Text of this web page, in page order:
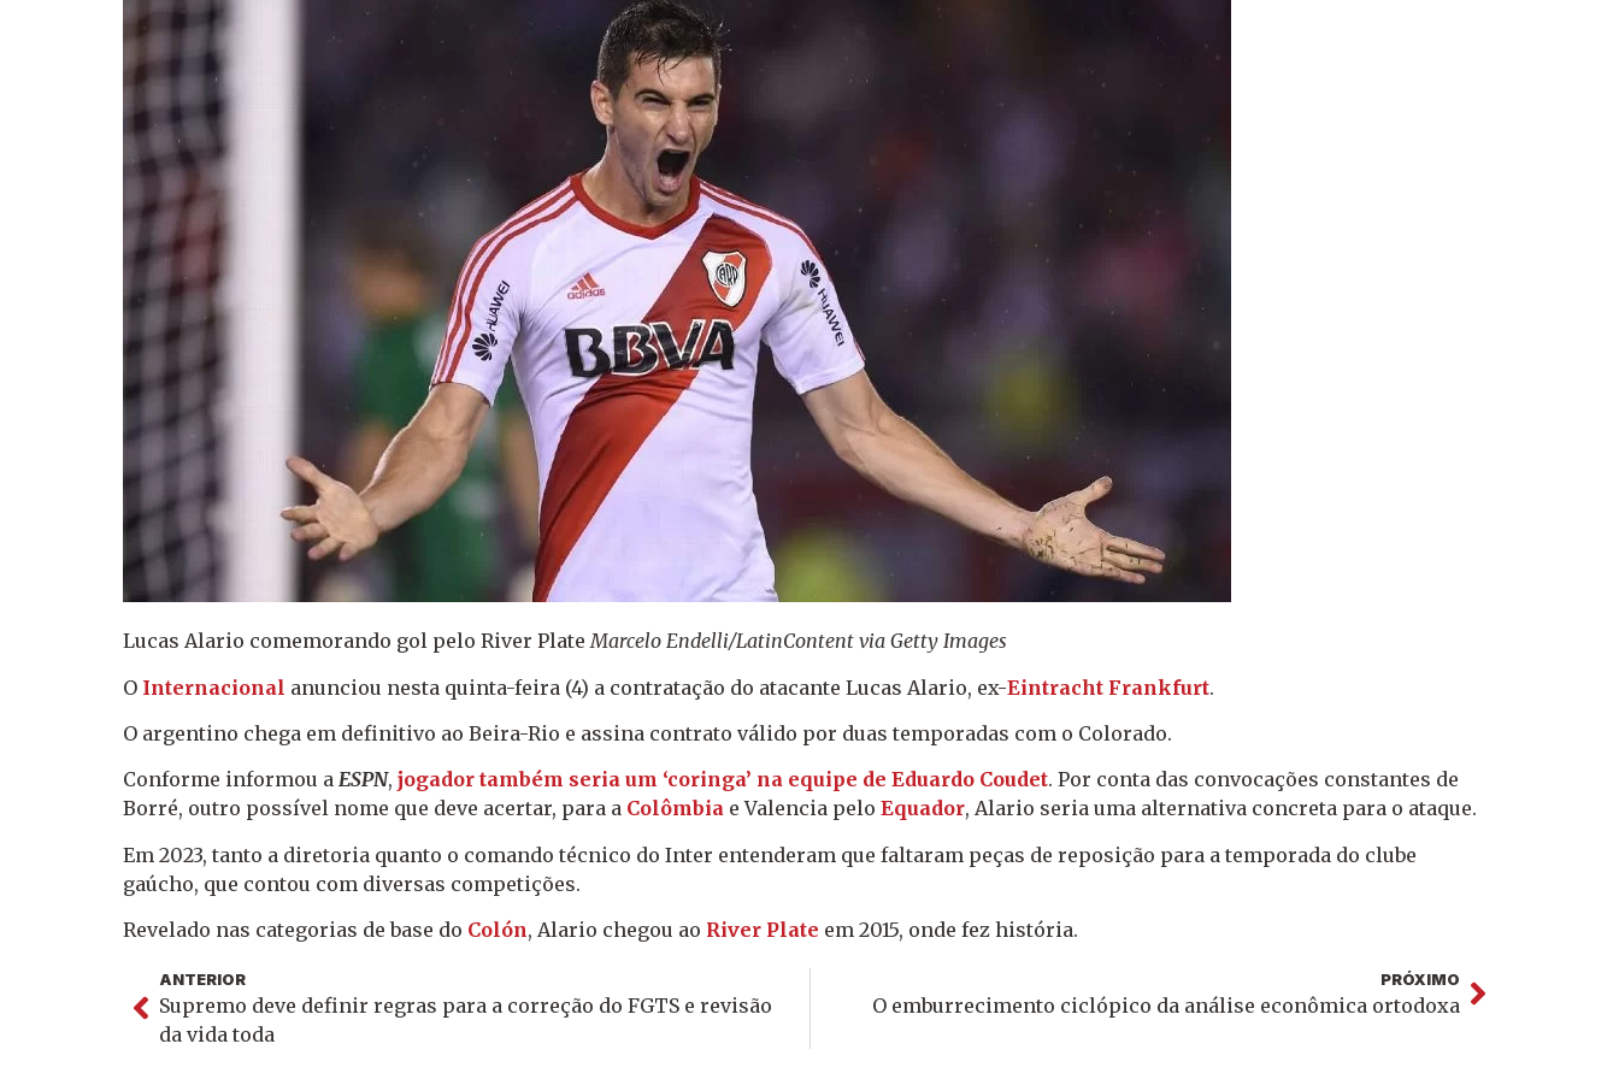
Lucas Alario comemorando gol pelo River PlateMarcelo Endelli/LatinContent via Getty Images
O Internacional anunciou nesta quinta-feira (4) a contratação do atacante Lucas Alario, ex-Eintracht Frankfurt.
O argentino chega em definitivo ao Beira-Rio e assina contrato válido por duas temporadas com o Colorado.
Conforme informou a ESPN, jogador também seria um ‘coringa’ na equipe de Eduardo Coudet. Por conta das convocações constantes de
Borré, outro possível nome que deve acertar, para a Colômbia e Valencia pelo Equador, Alario seria uma alternativa concreta para o ataque.
Em 2023, tanto a diretoria quanto o comando técnico do Inter entenderam que faltaram peças de reposição para a temporada do clube
gaúcho, que contou com diversas competições.
Revelado nas categorias de base do Colón, Alario chegou ao River Plate em 2015, onde fez história.
ANTERIOR
Supremo deve definir regras para a correção do FGTS e revisão
da vida toda
PRÓXIMO
O emburrecimento ciclópico da análise econômica ortodoxa